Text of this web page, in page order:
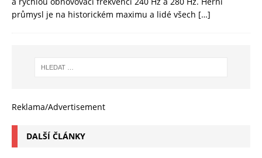
průmysl je na historickém maximu a lidé všech […]
Reklama/Advertisement
DALŠÍ ČLÁNKY